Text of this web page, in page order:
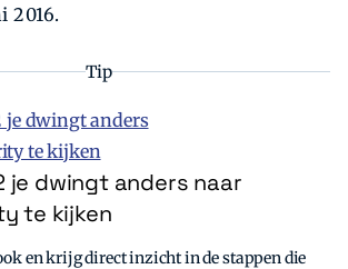
2016.
Tip
je dwingt anders naar
te kijken
en krijg direct inzicht in de stappen die